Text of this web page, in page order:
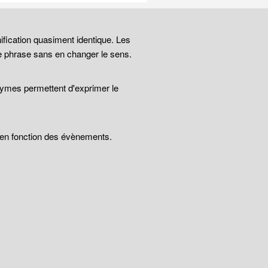
quasiment identique. Les
sans en changer le sens.
permettent d'exprimer le
fonction des évènements.